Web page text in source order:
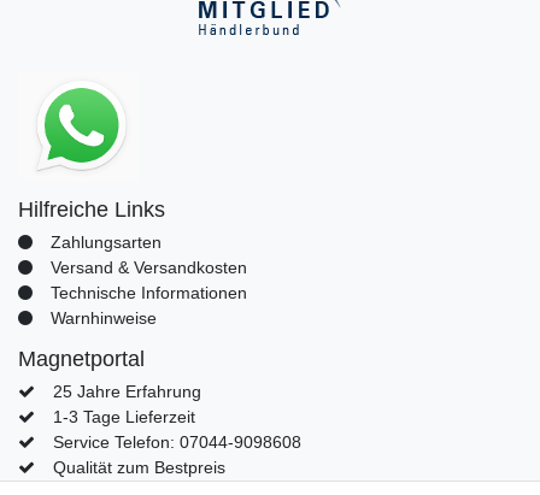
Hilfreiche Links
Zahlungsarten
Versand & Versandkosten
Technische Informationen
Warnhinweise
Magnetportal
25 Jahre Erfahrung
1-3 Tage Lieferzeit
Service Telefon: 07044-9098608
Qualität zum Bestpreis